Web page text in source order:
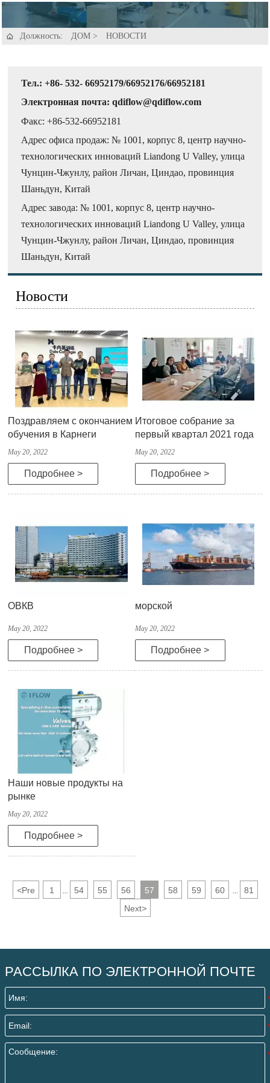
 Должность: ДОМ > НОВОСТИ
Тел.: +86- 532- 66952179/66952176/66952181
Электронная почта: qdiflow@qdiflow.com
Факс: +86-532-66952181
Адрес офиса продаж: № 1001, корпус 8, центр научно-
технологических инноваций Liandong U Valley, улица
Чунцин-Чжунлу, район Личан, Циндао, провинция
Шаньдун, Китай
Адрес завода: № 1001, корпус 8, центр научно-
технологических инноваций Liandong U Valley, улица
Чунцин-Чжунлу, район Личан, Циндао, провинция
Шаньдун, Китай
Новости
Поздравляем с окончанием
обучения в Карнеги
May 20, 2022
Подробнее >
Итоговое собрание за
первый квартал 2021 года
May 20, 2022
Подробнее >
ОВКВ
May 20, 2022
Подробнее >
морской
May 20, 2022
Подробнее >
Наши новые продукты на
рынке
May 20, 2022
Подробнее >
<Pre 1 54 55 56 57 58 59 60
81
Next>
РАССЫЛКА ПО ЭЛЕКТРОННОЙ ПОЧТЕ